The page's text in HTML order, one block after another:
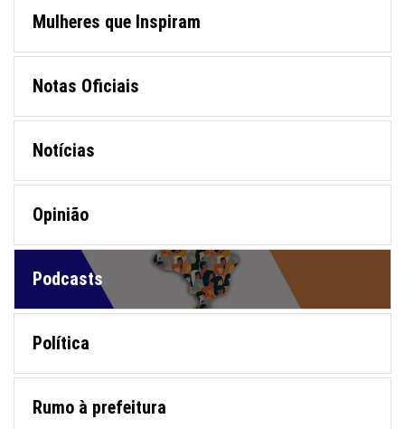
Mulheres que Inspiram
Notas Oficiais
Notícias
Opinião
Podcasts
Política
Rumo à prefeitura